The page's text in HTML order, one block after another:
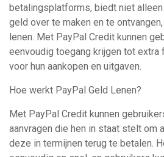
betalingsplatforms, biedt niet
geld over te maken en te
lenen. Met PayPal Credit kunnen
eenvoudig toegang krijgen tot extra
voor hun aankopen en uitgaven.
Hoe werkt PayPal Geld Lenen?
Met PayPal Credit kunnen
aanvragen die hen in staat stelt om
deze in termijnen terug te betalen.